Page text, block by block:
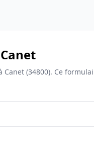
(34800). Ce